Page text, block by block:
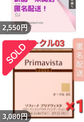
2,550円
3,080円